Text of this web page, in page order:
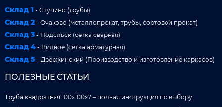
Склад 1 - Ступино (трубы)
Склад 2 - Очаково (металлопрокат, трубы, сортовой прокат)
Склад 3 - Подольск (сетка сварная)
Склад 4 - Видное (сетка арматурная)
Склад 5 - Дзержинский (Производство и изготовление каркасов)
ПОЛЕЗНЫЕ СТАТЬИ
Труба квадратная 100x100x7 – полная инструкция по выбору